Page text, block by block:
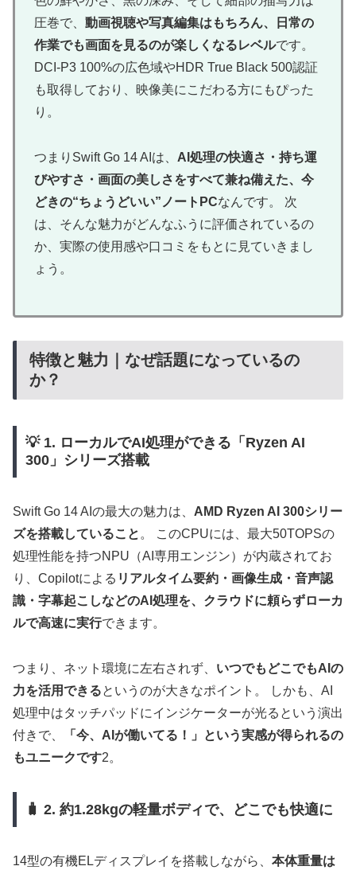
圧巻で、 動画視聴や写真編集はもちろん、日常の
作業でも画面を見るのが楽しくなるレベルです。
DCI-P3 100%の広色域やHDR True Black 500認証
も取得しており、映像美にこだわる方にもぴった
り。
つまりSwift Go 14 AIは、 AI処理の快適さ・持ち運
びやすさ・画面の美しさをすべて兼ね備えた、今
どきの“ちょうどいい”ノートPCなんです。 次
は、そんな魅力がどんなふうに評価されているの
か、実際の使用感や口コミをもとに見ていきまし
ょう。
特徴と魅力｜なぜ話題になっているの
か？
💡 1. ローカルでAI処理ができる「Ryzen AI
300」シリーズ搭載
Swift Go 14 AIの最大の魅力は、 AMD Ryzen AI 300シリー
ズを搭載していること 。 このCPUには、最大50TOPSの
処理性能を持つNPU（AI専用エンジン）が内蔵されてお
り、Copilotによる リアルタイム要約・画像生成・音声認
識・字幕起こしなどのAI処理を、クラウドに頼らずローカ
ルで高速に実行できます。
つまり、ネット環境に左右されず、 いつでもどこでもAIの
力を活用できるというのが大きなポイント。 しかも、AI
処理中はタッチパッドにインジケーターが光るという演出
付きで、
「今、AIが働いてる！」という実感が得られるの
もユニークです2。
🧳 2. 約1.28kgの軽量ボディで、どこでも快適に
14型の有機ELディスプレイを搭載しながら、 本体重量は